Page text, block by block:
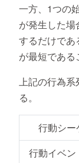
一方、1つの
が発生した
するだけであ
が最短である
上記の行為
る。
行動シー
行動イベン